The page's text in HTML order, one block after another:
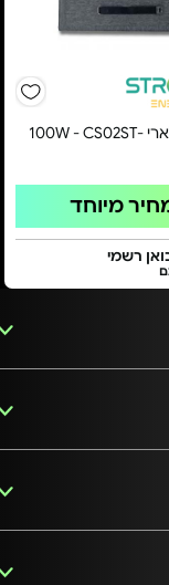
פאנל סולארי 100W - CS02ST-
מיוחד
רשמי